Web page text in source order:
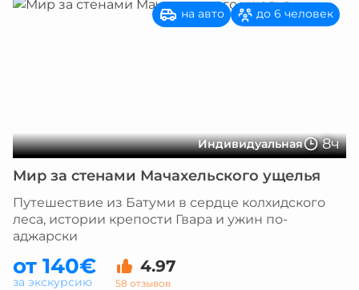
Индивидуальная 8ч
на авто до 6 человек
Мир за стенами Мачахельского ущелья
Путешествие из Батуми в сердце колхидского
леса, истории крепости Гвара и ужин по-
аджарски
от 140€ 4.97
58 отзывов
за экскурсию